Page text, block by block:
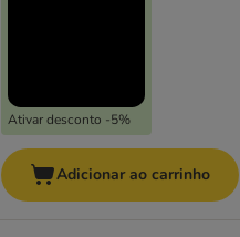
Ativar desconto -5%
Adicionar ao carrinho